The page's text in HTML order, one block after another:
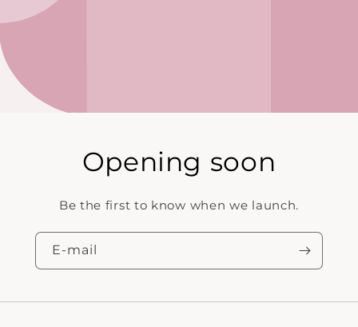
Opening soon
Be the first to know when we launch.
E‑mail